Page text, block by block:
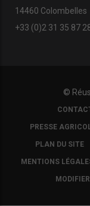
14460 Colombelles
+33 (0)2 31 35 87
©
COPYRIGHT
PRESSE
PLAN DU SITE
MENTIONS